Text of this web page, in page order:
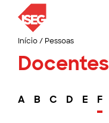
Início/ Pessoas
Docentes
A B C D E F